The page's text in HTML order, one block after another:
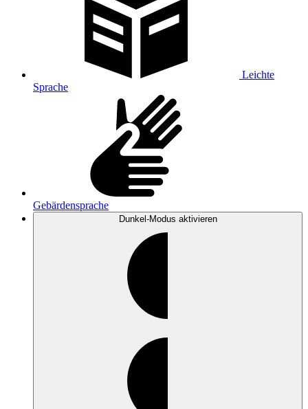
Leichte
Sprache
Gebärdensprache
Dunkel-Modus aktivieren